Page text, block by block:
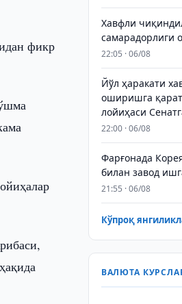
фикр
Хавфли
самарадорлиги
22:05 · 06/08
Йўл ҳаракати
оширишга
лойиҳаси
22:00 · 06/08
Фарғонада
билан завод
21:55 · 06/08
Кўпроқ
ВАЛЮТА